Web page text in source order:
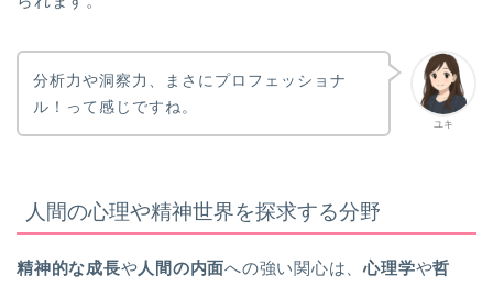
ユキ
分析力や洞察力、まさにプロフェッショナ
ル！って感じですね。
人間の心理や精神世界を探求する分野
精神的な成長や人間の内面への強い関心は、心理学や哲